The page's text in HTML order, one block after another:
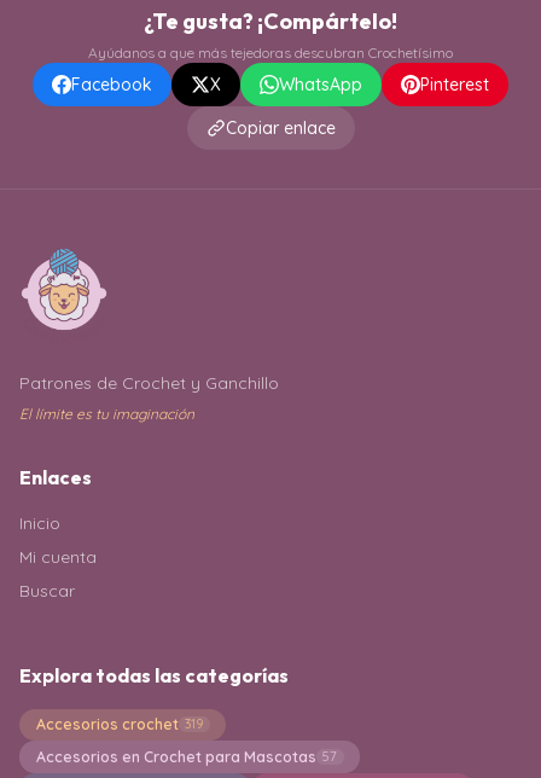
¿Te gusta? ¡Compártelo!
Ayúdanos a que más tejedoras descubran Crochetísimo
Facebook X WhatsApp
Pinterest
Copiar enlace
Patrones de Crochet y Ganchillo
El límite es tu imaginación
Enlaces
Inicio
Mi cuenta
Buscar
Explora todas las categorías
Accesorios crochet 319
Accesorios en Crochet para Mascotas 57